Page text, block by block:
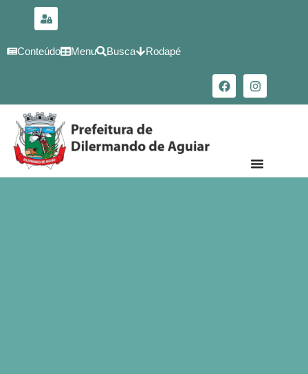
conteúdo
Conteúdo Menu Busca Rodapé